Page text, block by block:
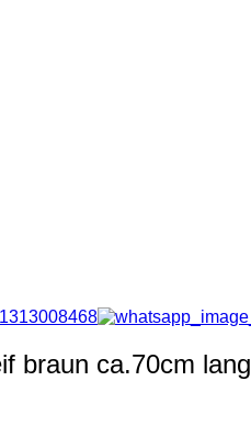
braun ca.70cm lang